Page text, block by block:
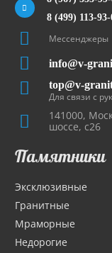
8 (499) 113-93-
Мессенджеры
info@v-
top@v-
Для связи с
141000,
шоссе, с26
Памятники
Эксклюзивные
Гранитные
Мраморные
Недорогие